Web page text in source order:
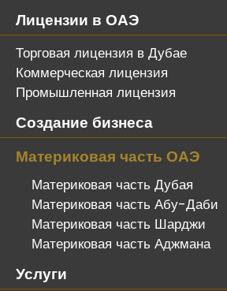
Лицензии в ОАЭ
Торговая лицензия в Дубае
Коммерческая лицензия
Промышленная лицензия
Создание бизнеса
Материковая часть ОАЭ
Материковая часть Дубая
Материковая часть Абу-Даби
Материковая часть Шарджи
Материковая часть Аджмана
Услуги